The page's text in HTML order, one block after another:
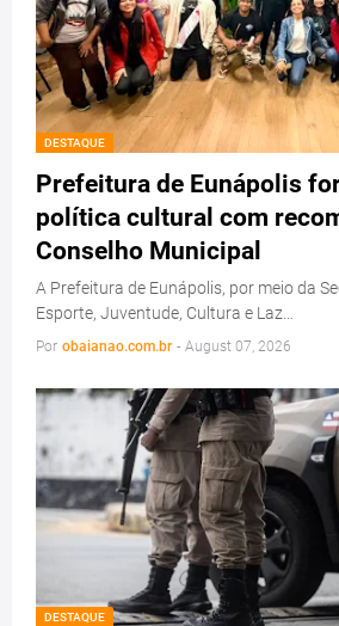
DESTAQUE
Prefeitura de Eunápolis
política cultural com
Conselho Municipal
A Prefeitura de Eunápolis, por meio da
Esporte, Juventude, Cultura e Laz…
Por obaianao.com.br - August 07, 2026
DESTAQUE